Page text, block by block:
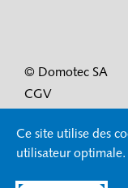
Ce site utilise des
utilisateur optimale.
© Domotec SA
CGV
Mentions légales